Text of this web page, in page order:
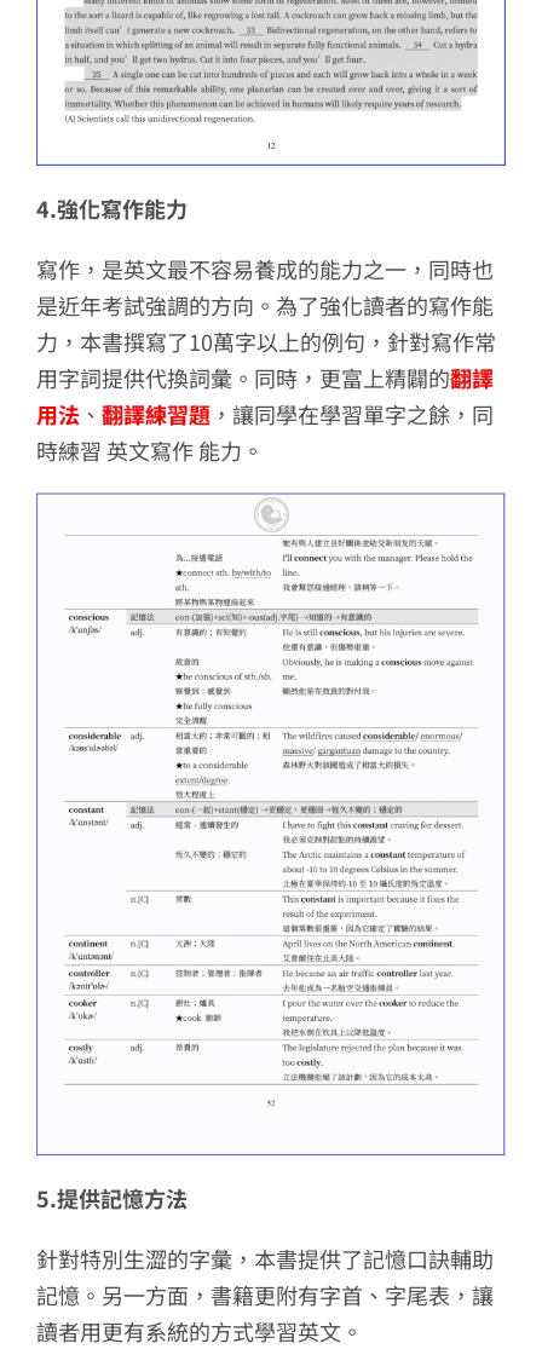
4.強化寫作能力
寫作，是英文最不容易養成的能力之一，同時也
是近年考試強調的方向。為了強化讀者的寫作能
力，本書撰寫了10萬字以上的例句，針對寫作常
用字詞提供代換詞彙。同時，更富上精闢的翻譯
用法 、 翻譯練習題，讓同學在學習單字之餘，同
時練習 英文寫作 能力。
5.提供記憶方法
針對特別生澀的字彙，本書提供了記憶口訣輔助
記憶。另一方面，書籍更附有字首、字尾表，讓
讀者用更有系統的方式學習英文。